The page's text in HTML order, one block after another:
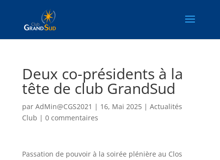
Deux co-présidents à la
tête de club GrandSud
par AdMin@CGS2021 | 16, Mai 2025| Actualités
Club | 0 commentaires
Passation de pouvoir à la soirée plénière au Clos